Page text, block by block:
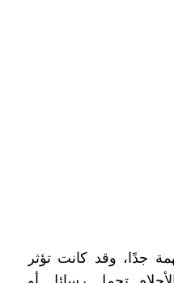
جدًا، وقد كانت تؤثر